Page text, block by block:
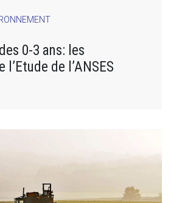
0-3 ans: les
de l’ANSES